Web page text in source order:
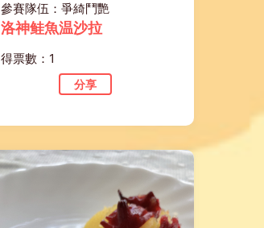
參賽隊伍：爭綺鬥艷
洛神鲑魚温沙拉
得票數：1
分享